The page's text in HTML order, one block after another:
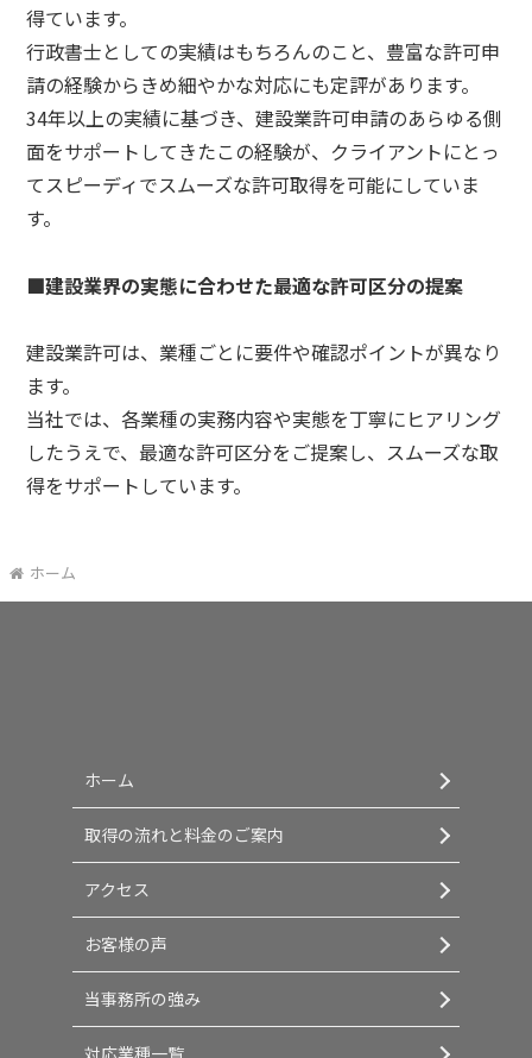
得ています。
行政書士としての実績はもちろんのこと、豊富な許可申
請の経験からきめ細やかな対応にも定評があります。
34年以上の実績に基づき、建設業許可申請のあらゆる側
面をサポートしてきたこの経験が、クライアントにとっ
てスピーディでスムーズな許可取得を可能にしていま
す。
■建設業界の実態に合わせた最適な許可区分の提案
建設業許可は、業種ごとに要件や確認ポイントが異なり
ます。
当社では、各業種の実務内容や実態を丁寧にヒアリング
したうえで、最適な許可区分をご提案し、スムーズな取
得をサポートしています。
ホーム
ホーム
取得の流れと料金のご案内
アクセス
お客様の声
当事務所の強み